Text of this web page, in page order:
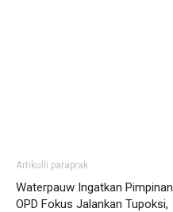
Artikulli paraprak
Waterpauw Ingatkan Pimpinan
OPD Fokus Jalankan Tupoksi,